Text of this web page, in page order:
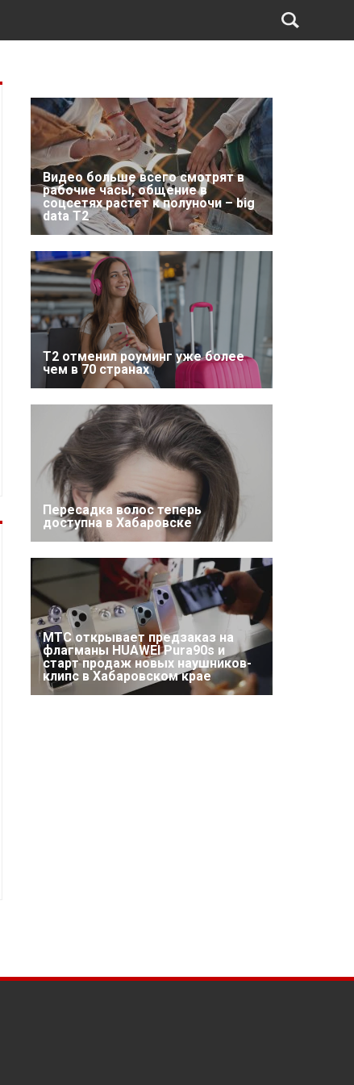
Видео больше всего смотрят в
рабочие часы, общение в
соцсетях растет к полуночи – big
data T2
Т2 отменил роуминг уже более
чем в 70 странах
Пересадка волос теперь
доступна в Хабаровске
МТС открывает предзаказ на
флагманы HUAWEI Pura90s и
старт продаж новых наушников-
клипс в Хабаровском крае